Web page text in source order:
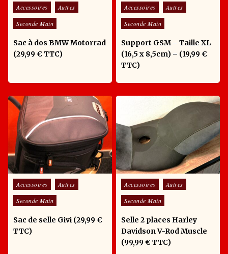
Posted in
Accessoires
Autres
Seconde Main
Sac à dos BMW Motorrad
(29,99 € TTC)
Posted in
Accessoires
Autres
Seconde Main
Support GSM – Taille XL
(16,5 x 8,5cm) – (19,99 €
TTC)
Posted in
Accessoires
Autres
Seconde Main
Sac de selle Givi (29,99 €
TTC)
Posted in
Accessoires
Autres
Seconde Main
Selle 2 places Harley
Davidson V-Rod Muscle
(99,99 € TTC)